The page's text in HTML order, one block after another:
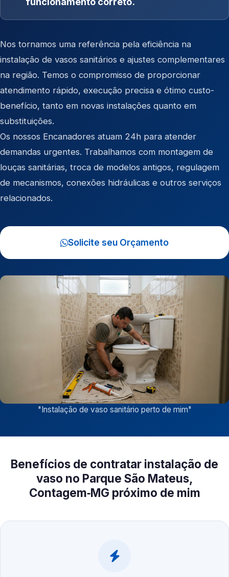
Nos tornamos uma referência pela eficiência na
instalação de vasos sanitários e ajustes complementares
na região. Temos o compromisso de proporcionar
atendimento rápido, execução precisa e ótimo custo-
benefício, tanto em novas instalações quanto em
substituições.
Os nossos Encanadores atuam 24h para atender
demandas urgentes. Trabalhamos com montagem de
louças sanitárias, troca de modelos antigos, regulagem
de mecanismos, conexões hidráulicas e outros serviços
relacionados.
Solicite seu Orçamento
"Instalação de vaso sanitário perto de mim"
Benefícios de contratar instalação de
vaso no Parque São Mateus,
Contagem‑MG próximo de mim